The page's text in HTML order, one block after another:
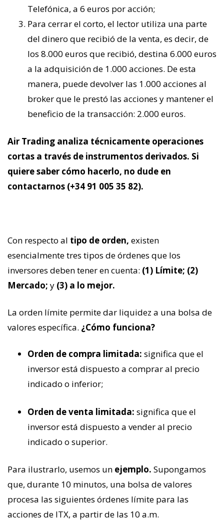
Telefónica, a 6 euros por acción;
Para cerrar el corto, el lector utiliza una parte
del dinero que recibió de la venta, es decir, de
los 8.000 euros que recibió, destina 6.000 euros
a la adquisición de 1.000 acciones. De esta
manera, puede devolver las 1.000 acciones al
broker que le prestó las acciones y mantener el
beneficio de la transacción: 2.000 euros.
Air Trading analiza técnicamente operaciones
cortas a través de instrumentos derivados. Si
quiere saber cómo hacerlo, no dude en
contactarnos (+34 91 005 35 82).
Con respecto al tipo de orden, existen
esencialmente tres tipos de órdenes que los
inversores deben tener en cuenta: (1) Límite; (2)
Mercado; y (3) a lo mejor.
La orden límite permite dar liquidez a una bolsa de
valores específica. ¿Cómo funciona?
Orden de compra limitada: significa que el
inversor está dispuesto a comprar al precio
indicado o inferior;
Orden de venta limitada: significa que el
inversor está dispuesto a vender al precio
indicado o superior.
Para ilustrarlo, usemos un ejemplo. Supongamos
que, durante 10 minutos, una bolsa de valores
procesa las siguientes órdenes límite para las
acciones de ITX, a partir de las 10 a.m.